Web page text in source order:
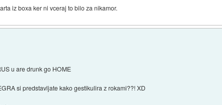
iz boxa ker ni vceraj to bilo za nikamor.
u are drunk go HOME
si predstavljate kako gestikulira z rokami??! XD